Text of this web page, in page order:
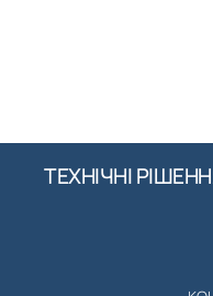
ТЕХНІЧНІ